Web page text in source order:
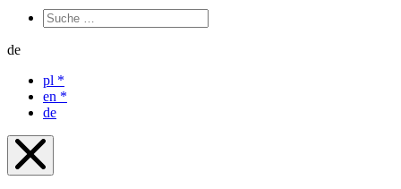
de
pl *
en *
de